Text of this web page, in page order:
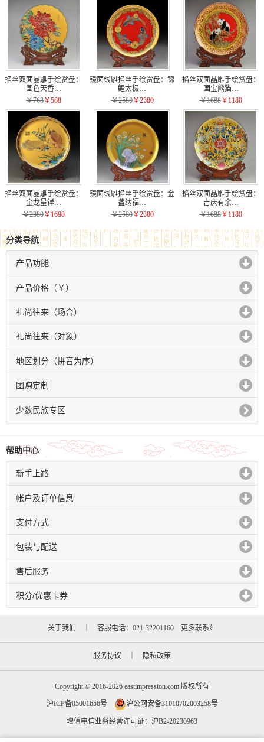
掐丝双面晶雕手绘赏盘：
国色天香…
￥768￥588
镜面线雕掐丝手绘赏盘：锦
鲤太极…
￥2580￥2380
掐丝双面晶雕手绘赏盘：
国宝熊猫…
￥1688￥1180
掐丝双面晶雕手绘赏盘：
金龙呈祥…
￥2380￥1698
镜面线雕掐丝手绘赏盘：金
盏纳福…
￥2580￥2380
掐丝双面晶雕手绘赏盘：
吉庆有余…
￥1688￥1180
分类导航
产品功能
click to expand contents
产品价格（￥）
click to expand contents
礼尚往来（场合）
click to expand contents
礼尚往来（对象）
click to expand contents
地区划分（拼音为序）
click to expand contents
团购定制
click to expand contents
少数民族专区
帮助中心
新手上路
click to expand contents
帐户及订单信息
click to expand contents
支付方式
click to expand contents
包装与配送
click to expand contents
售后服务
click to expand contents
积分/优惠卡券
click to expand contents
关于我们 ｜ 客服电话：021-32201160 更多联系》
服务协议 隐私政策
Copyright © 2016-2026 eastimpression.com 版权所有
沪ICP备05001656号 沪公网安备31010702003258号
增值电信业务经营许可证：沪B2-20230963